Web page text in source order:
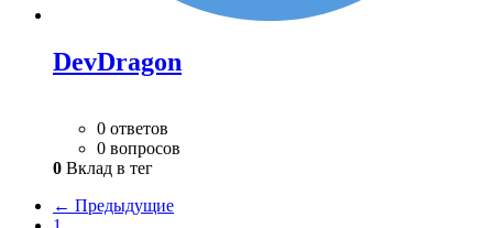
DevDragon
0 ответов
0 вопросов
0 Вклад в тег
← Предыдущие